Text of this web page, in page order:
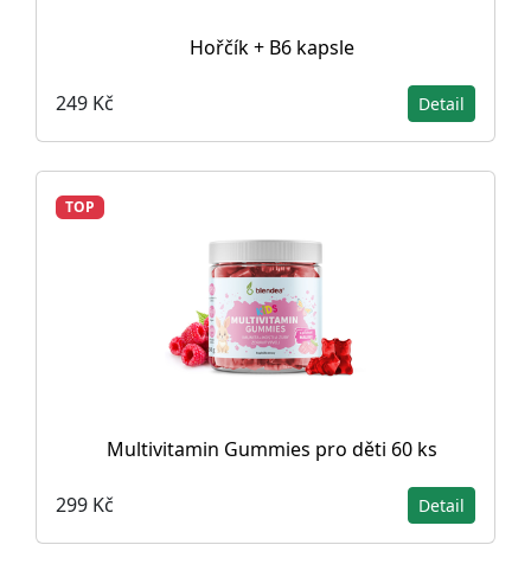
Hořčík + B6 kapsle
249 Kč Detail
TOP
Multivitamin Gummies pro děti 60 ks
299 Kč Detail